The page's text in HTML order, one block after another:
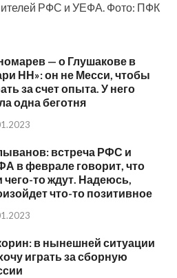
РФС и УЕФА. Фото: ПФК
— о Глушакове в
НН»: он не Месси, чтобы
за счет опыта. У него
одна беготня
встреча РФС и
в феврале говорит, что
чего-то ждут. Надеюсь,
что-то позитивное
в нынешней ситуации
играть за сборную